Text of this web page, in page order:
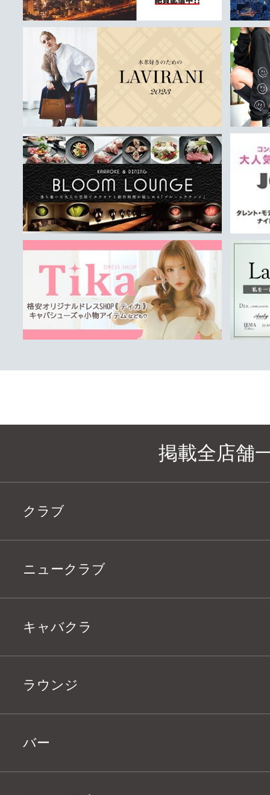
掲載全店舗
クラブ
ニュークラブ
キャバクラ
ラウンジ
バー